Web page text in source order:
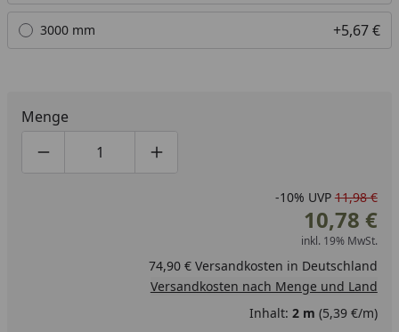
3000 mm +5,67 €
Menge
Produktmenge um eins verringern
Produktmenge manuell eingeben
Produktmenge um eins erhöhen
-10% UVP 11,98 €
10,78 €
inkl. 19% MwSt.
74,90 € Versandkosten in Deutschland
Versandkosten nach Menge und Land
Inhalt: 2 m (5,39 €/m)